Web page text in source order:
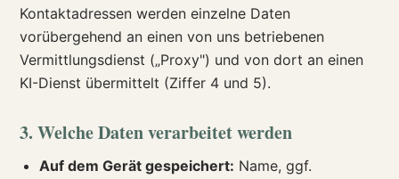
Kontaktadressen werden einzelne Daten
vorübergehend an einen von uns betriebenen
Vermittlungsdienst („Proxy") und von dort an einen
KI-Dienst übermittelt (Ziffer 4 und 5).
3. Welche Daten verarbeitet werden
Auf dem Gerät gespeichert: Name, ggf.